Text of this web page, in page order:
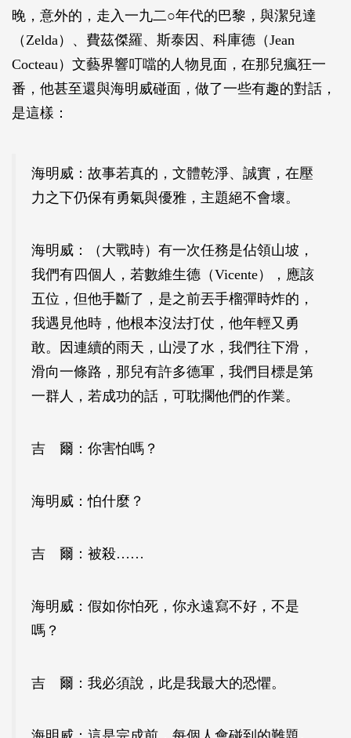
晚，意外的，走入一九二○年代的巴黎，與潔兒達
（Zelda）、費茲傑羅、斯泰因、科庫德（Jean
Cocteau）文藝界響叮噹的人物見面，在那兒瘋狂一
番，他甚至還與海明威碰面，做了一些有趣的對話，
是這樣：
海明威：故事若真的，文體乾淨、誠實，在壓
力之下仍保有勇氣與優雅，主題絕不會壞。
海明威：（大戰時）有一次任務是佔領山坡，
我們有四個人，若數維生德（Vicente），應該
五位，但他手斷了，是之前丟手榴彈時炸的，
我遇見他時，他根本沒法打仗，他年輕又勇
敢。因連續的雨天，山浸了水，我們往下滑，
滑向一條路，那兒有許多德軍，我們目標是第
一群人，若成功的話，可耽擱他們的作業。
吉 爾：你害怕嗎？
海明威：怕什麼？
吉 爾：被殺……
海明威：假如你怕死，你永遠寫不好，不是
嗎？
吉 爾：我必須說，此是我最大的恐懼。